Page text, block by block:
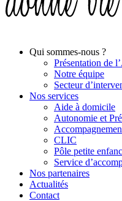
Qui sommes-nous ?
Présentation de
Notre équipe
Secteur
Nos services
Aide à domicile
Autonomie et
CLIC
Pôle petite
Service
Nos partenaires
Actualités
Contact